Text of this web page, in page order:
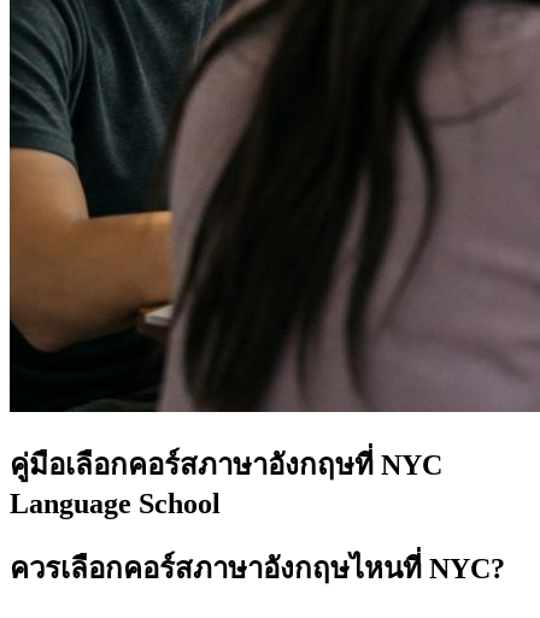
คู่มือเลือกคอร์สภาษาอังกฤษที่ NYC
Language School
ควรเลือกคอร์สภาษาอังกฤษไหนที่ NYC?